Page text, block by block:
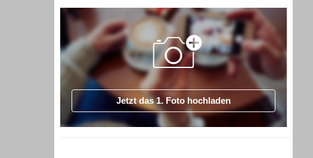
Jetzt das 1. Foto hochladen